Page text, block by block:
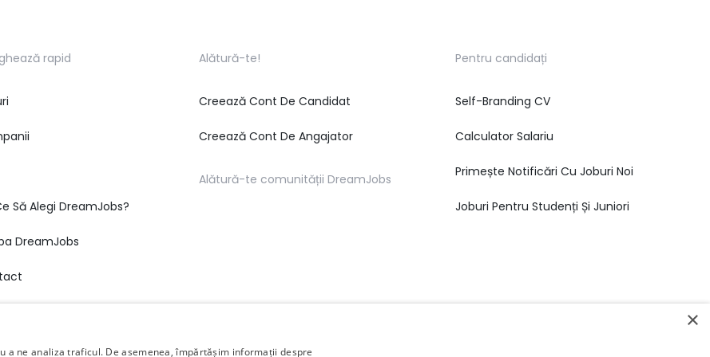
rapid
Să Alegi DreamJobs?
DreamJobs
Alătură-te!
Creează Cont De Candidat
Creează Cont De Angajator
Alătură-te comunității DreamJobs
Pentru candidați
Self-Branding CV
Calculator Salariu
Primește Notificări Cu Joburi Noi
Joburi Pentru Studenți Și Juniori
×
ne analiza traficul. De asemenea, împărtășim informații despre